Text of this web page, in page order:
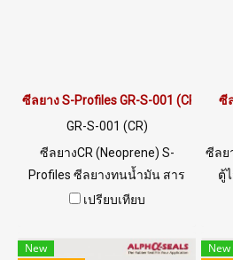
ซีลยาง S-Profiles GR-S-001 (CR)
GR-S-001 (CR)
ซีลยางCR (Neoprene) S-
Profiles ซีลยางทนน้ำมัน สาร
เคมี ทนการลามไฟ ทนสภาพ
เปรียบเทียบ
ซี
ซีลย
ตู้
เพ
New
New